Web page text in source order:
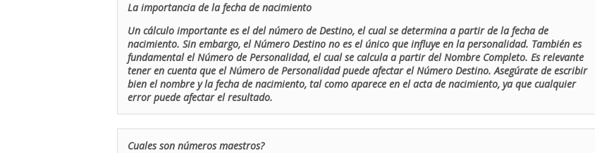
La importancia de la fecha de nacimiento
Un cálculo importante es el del número de Destino, el cual se determina a partir de la fecha de
nacimiento. Sin embargo, el Número Destino no es el único que influye en la personalidad. También es
fundamental el Número de Personalidad, el cual se calcula a partir del Nombre Completo. Es relevante
tener en cuenta que el Número de Personalidad puede afectar el Número Destino. Asegúrate de escribir
bien el nombre y la fecha de nacimiento, tal como aparece en el acta de nacimiento, ya que cualquier
error puede afectar el resultado.
Cuales son números maestros?